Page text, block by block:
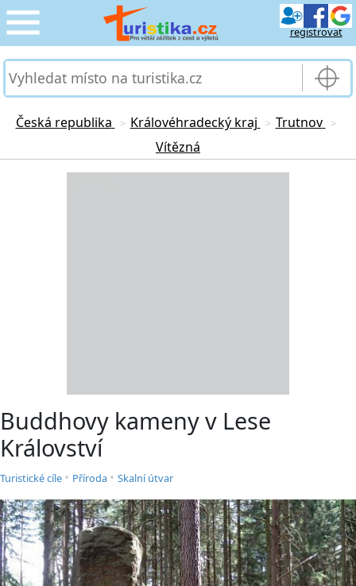
registrovat
CESTOVÁNÍ
SLUŽBY & DOPRAVA
Česká republika > Královéhradecký kraj > Trutnov >
Vítězná
Buddhovy kameny v Lese
Království
Turistické cíle • Příroda • Skalní útvar